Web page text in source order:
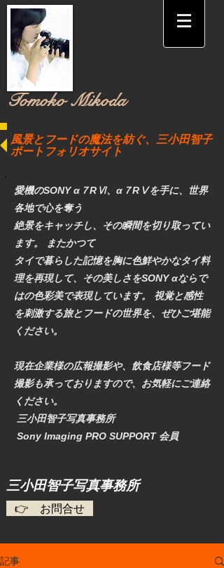
​Tomoko Mikoda
風景とフードの魔法を紡ぐ、三小田智子
ポートフォリオサイト
愛機のSONY α７RⅥ、α７RⅤを手に、世界
各地で心を奪う
絶景をキャッチし、その瞬間を切り取ってい
ます。 またかつて
タイで暮らした記憶を胸に色鮮やかなタイ料
理を再現して、その美しさをSONY αならで
はの色彩美で表現しています。 視覚と感性
を刺激する旅とフードの世界を、ぜひご堪能
ください。
現在企業様の広報撮影や、飲食店様等フード
撮影も承っておりますので、お気軽にご連絡
ください。
三小田智子写真事務所
​ Sony Imaging PRO SUPPORT 会員
​三小田智子写真事務所
👉 お問合せ
記事